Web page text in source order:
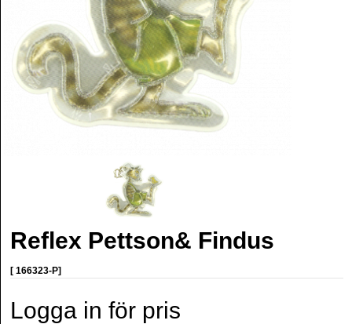
Reflex Pettson& Findus
[ 166323-P]
Logga in för pris